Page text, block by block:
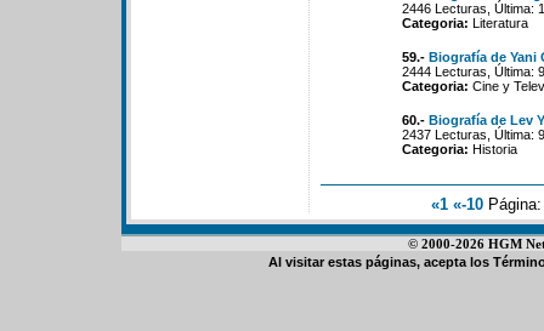
2446 Lecturas, Última:
Categoria: Literatura
59.- Biografía de Yani
2444 Lecturas, Última:
Categoria: Cine y
60.- Biografía de Lev
2437 Lecturas, Última:
Categoria: Historia
«1 «-10
© 2000-2026 HGM
Al visitar estas páginas, acepta los